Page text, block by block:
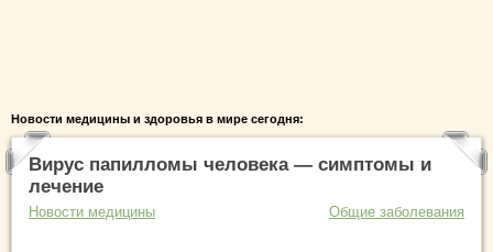
Новости медицины и здоровья в мире сегодня:
Вирус папилломы человека — симптомы и
лечение
Новости медицины Общие заболевания